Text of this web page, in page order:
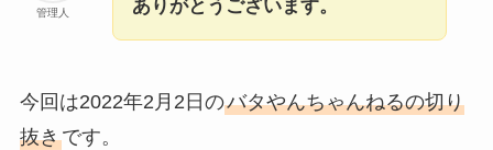
管理人
ありがとうございます。
今回は2022年2月2日のバタやんちゃんねるの切り
抜きです。